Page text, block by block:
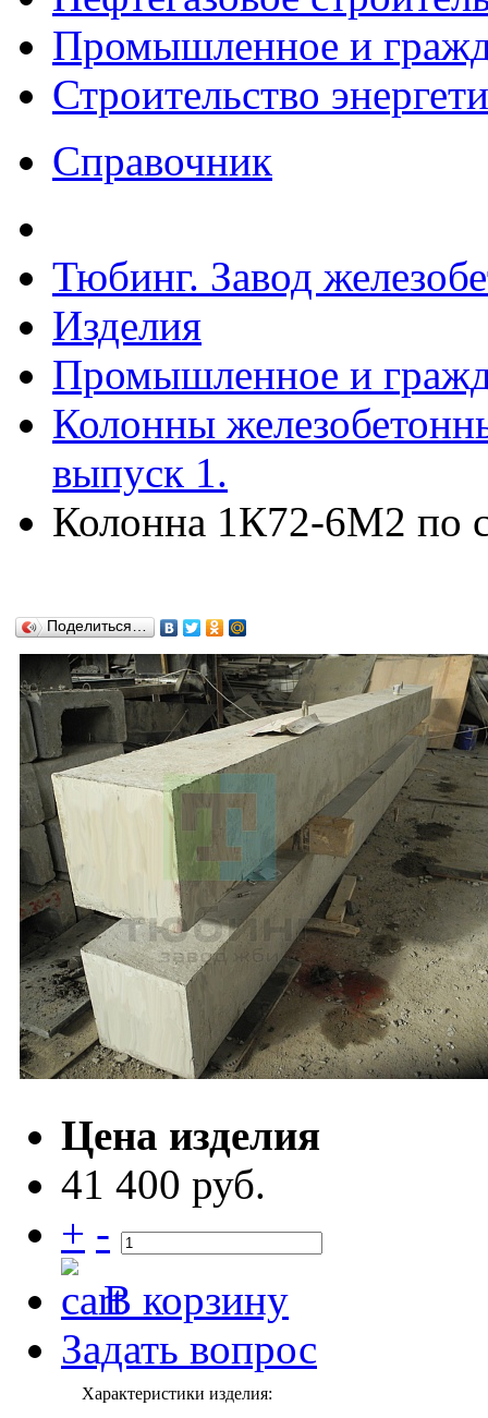
Промышленное и
Строительство
Справочник
Тюбинг. Завод
Изделия
Промышленное и
Колонны
выпуск 1.
Колонна 1К72-6М2 по
Поделиться…
Цена изделия
41 400 руб.
+ -
В корзину
Задать вопрос
Характеристики изделия: